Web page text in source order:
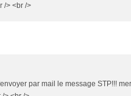
/> <br />
par mail le message STP!!!